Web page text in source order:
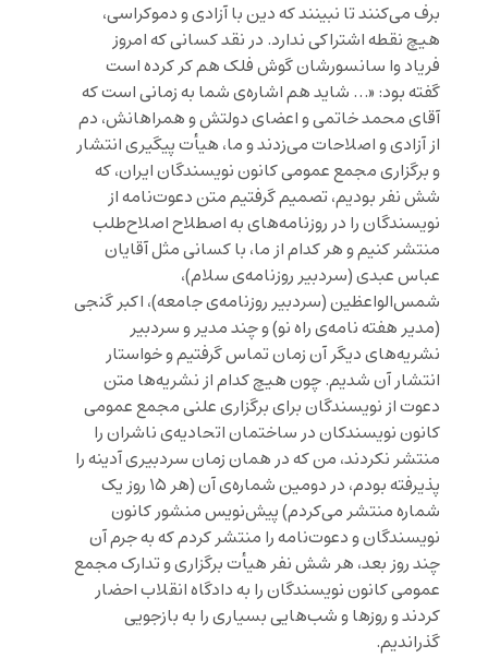
برف می‌کنند تا نبینند که دین با آزادی و دموکراسی،
هیچ نقطه اشتراکی ندارد. در نقد کسانی که امروز
فریاد وا سانسورشان گوش فلک هم کر کرده است
گفته بود: «… شاید هم اشاره‌‌ی شما به زمانی است که
آقای محمد خاتمی و اعضای دولتش و همراهانش، دم
از آزادی و اصلاحات می‌زدند و ما، هیأت پیگیری انتشار
و برگزاری مجمع عمومی کانون نویسندگان ایران، که
شش نفر بودیم، تصمیم گرفتیم متن دعوت‌نامه از
نویسندگان را در روزنامه‌های به اصطلاح اصلاح‌طلب
منتشر کنیم و هر کدام از ما، با کسانی مثل آقایان
عباس عبدی (سردبیر روزنامه‌ی سلام)،
شمس‌الواعظین (سردبیر روزنامه‌ی جامعه)، اکبر گنجی
(مدیر هفته نامه‌ی راه نو) و چند مدیر و سردبیر
نشریه‌های دیگر آن زمان تماس گرفتیم و خواستار
انتشار آن شدیم. چون هیچ کدام از نشریه‌ها متن
دعوت از نویسندگان برای برگزاری علنی مجمع عمومی
کانون نویسندکان در ساختمان اتحادیه‌ی ناشران را
منتشر نکردند، من که در همان زمان سردبیری آدینه را
پذیرفته بودم، در دومین شماره‌ی آن (هر ۱۵ روز یک
شماره منتشر می‌کردم) پیش‌نویس منشور کانون
نویسندگان و دعوت‌نامه را منتشر کردم که به جرم آن
چند روز بعد، هر شش نفر هیأت برگزاری و تدارک مجمع
عمومی کانون نویسندگان را به دادگاه انقلاب احضار
کردند و روزها و شب‌هایی بسیاری را به بازجویی
گذراندیم.